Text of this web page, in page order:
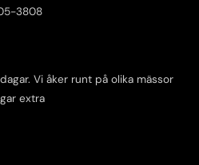
3808
Vi åker runt på olika mässor
extra